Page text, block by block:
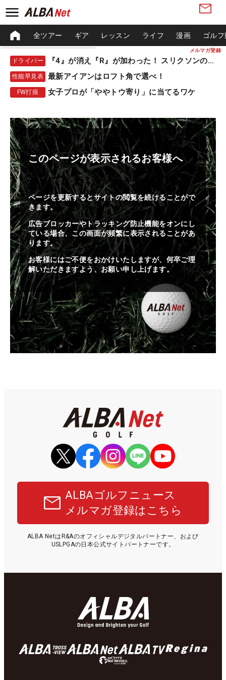
メルマガ登録
全ツアー ギア レッスン ライフ 漫画 ゴル
ドライバー 『4』が消え『R』が加わった！ スリクソンの新作
性能早見表 最新アイアンはロフト角で選べ！
FW打痕 女子プロが「ややトウ寄り」に当てるワケ
このページが表示されるお客様へ
ページを更新するとサイトの閲覧を続けることがで
きます。
広告ブロッカーやトラッキング防止機能をオンにし
ている場合、この画面が頻繁に表示されることがあ
ります。
お客様にはご不便をおかけいたしますが、何卒ご理
解いただきますよう、お願い申し上げます。
ALBAゴルフニュース
メルマガ登録はこちら
ALBA NetはR&Aのオフィシャルデジタルパートナー、および
USLPGAの日本公式サイトパートナーです。